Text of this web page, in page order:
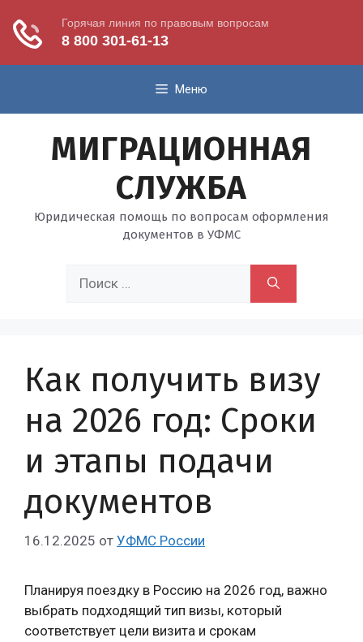
содержимому
Меню
МИГРАЦИОННАЯ
СЛУЖБА
Юридическая помощь по вопросам оформления
документов в УФМС
Как получить визу
на 2026 год: Сроки
и этапы подачи
документов
16.12.2025 от УФМС России
Планируя поездку в Россию на 2026 год, важно
выбрать подходящий тип визы, который
соответствует цели визита и срокам